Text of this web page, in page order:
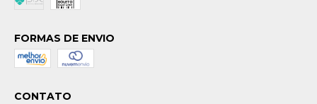
FORMAS DE ENVIO
CONTATO